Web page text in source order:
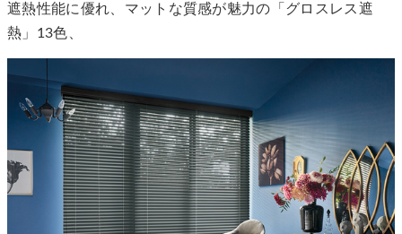
遮熱性能に優れ、マットな質感が魅力の「グロスレス遮
熱」13色、